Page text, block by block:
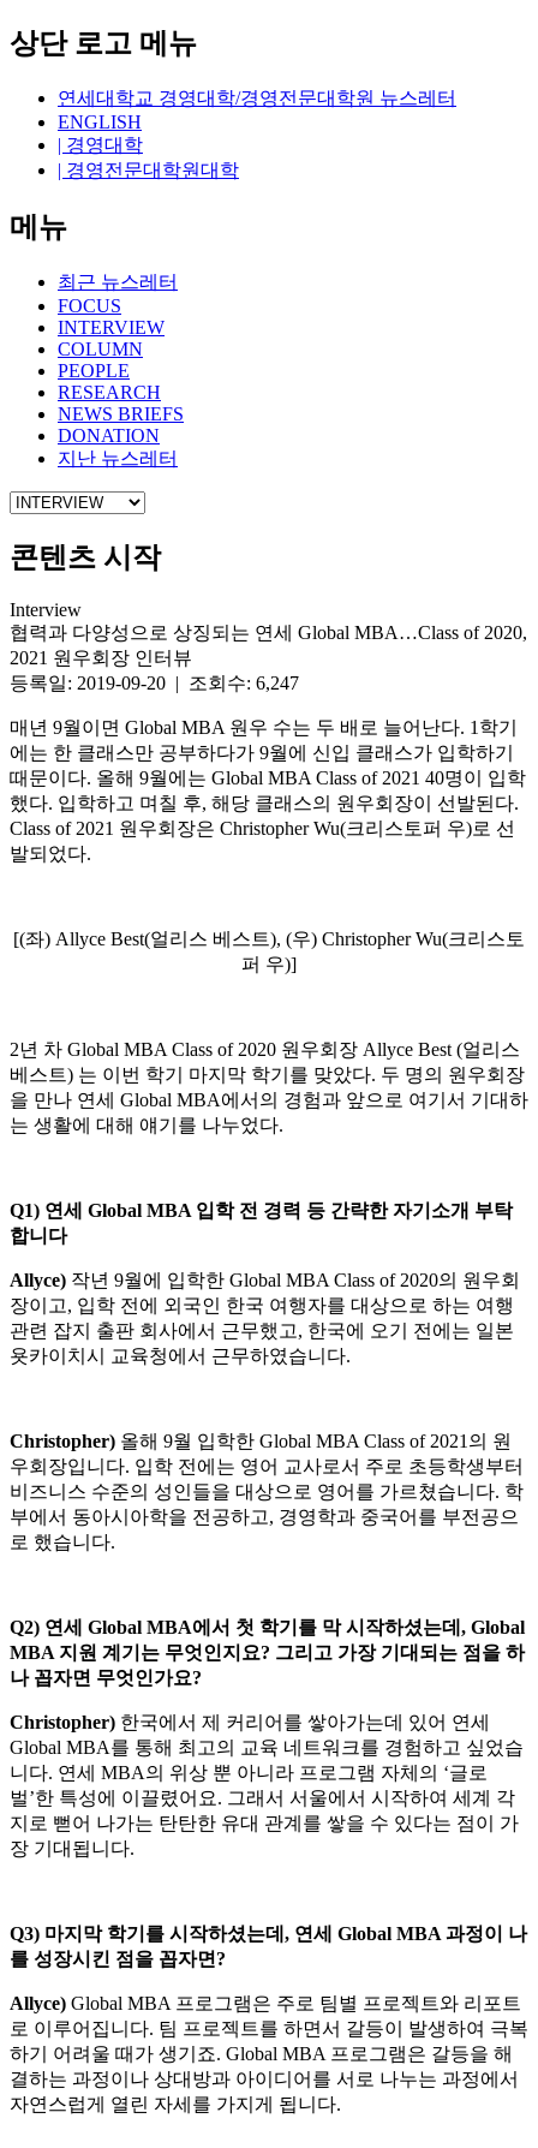
상단 로고 메뉴
연세대학교 경영대학/경영전문대학원 뉴스레터
ENGLISH
| 경영대학
| 경영전문대학원대학
메뉴
최근 뉴스레터
FOCUS
INTERVIEW
COLUMN
PEOPLE
RESEARCH
NEWS BRIEFS
DONATION
지난 뉴스레터
콘텐츠 시작
Interview
협력과 다양성으로 상징되는 연세 Global MBA…Class of 2020,
2021 원우회장 인터뷰
등록일: 2019-09-20 | 조회수: 6,247
매년 9월이면 Global MBA 원우 수는 두 배로 늘어난다. 1학기
에는 한 클래스만 공부하다가 9월에 신입 클래스가 입학하기
때문이다. 올해 9월에는 Global MBA Class of 2021 40명이 입학
했다. 입학하고 며칠 후, 해당 클래스의 원우회장이 선발된다.
Class of 2021 원우회장은 Christopher Wu(크리스토퍼 우)로 선
발되었다.
[(좌) Allyce Best(얼리스 베스트), (우) Christopher Wu(크리스토
퍼 우)]
2년 차 Global MBA Class of 2020 원우회장 Allyce Best (얼리스
베스트) 는 이번 학기 마지막 학기를 맞았다. 두 명의 원우회장
을 만나 연세 Global MBA에서의 경험과 앞으로 여기서 기대하
는 생활에 대해 얘기를 나누었다.
Q1) 연세 Global MBA 입학 전 경력 등 간략한 자기소개 부탁
합니다
Allyce) 작년 9월에 입학한 Global MBA Class of 2020의 원우회
장이고, 입학 전에 외국인 한국 여행자를 대상으로 하는 여행
관련 잡지 출판 회사에서 근무했고, 한국에 오기 전에는 일본
욧카이치시 교육청에서 근무하였습니다.
Christopher) 올해 9월 입학한 Global MBA Class of 2021의 원
우회장입니다. 입학 전에는 영어 교사로서 주로 초등학생부터
비즈니스 수준의 성인들을 대상으로 영어를 가르쳤습니다. 학
부에서 동아시아학을 전공하고, 경영학과 중국어를 부전공으
로 했습니다.
Q2) 연세 Global MBA에서 첫 학기를 막 시작하셨는데, Global
MBA 지원 계기는 무엇인지요? 그리고 가장 기대되는 점을 하
나 꼽자면 무엇인가요?
Christopher) 한국에서 제 커리어를 쌓아가는데 있어 연세
Global MBA를 통해 최고의 교육 네트워크를 경험하고 싶었습
니다. 연세 MBA의 위상 뿐 아니라 프로그램 자체의 ‘글로
벌’한 특성에 이끌렸어요. 그래서 서울에서 시작하여 세계 각
지로 뻗어 나가는 탄탄한 유대 관계를 쌓을 수 있다는 점이 가
장 기대됩니다.
Q3) 마지막 학기를 시작하셨는데, 연세 Global MBA 과정이 나
를 성장시킨 점을 꼽자면?
Allyce) Global MBA 프로그램은 주로 팀별 프로젝트와 리포트
로 이루어집니다. 팀 프로젝트를 하면서 갈등이 발생하여 극복
하기 어려울 때가 생기죠. Global MBA 프로그램은 갈등을 해
결하는 과정이나 상대방과 아이디어를 서로 나누는 과정에서
자연스럽게 열린 자세를 가지게 됩니다.